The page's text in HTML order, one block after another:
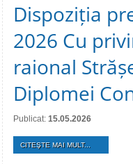
Dispoziția
2026 Cu
raional
Diplomei
Publicat: 15.05.2026
CITEŞTE MAI MULT...